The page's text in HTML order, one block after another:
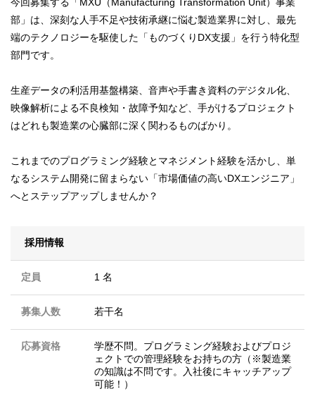
今回募集する「MXU（Manufacturing Transformation Unit）事業
部」は、深刻な人手不足や技術承継に悩む製造業界に対し、最先
端のテクノロジーを駆使した「ものづくりDX支援」を行う特化型
部門です。
生産データの利活用基盤構築、音声や手書き資料のデジタル化、
映像解析による不良検知・故障予知など、手がけるプロジェクト
はどれも製造業の心臓部に深く関わるものばかり。
これまでのプログラミング経験とマネジメント経験を活かし、単
なるシステム開発に留まらない「市場価値の高いDXエンジニア」
へとステップアップしませんか？
採用情報
定員 1 名
募集人数 若干名
応募資格
学歴不問。プログラミング経験およびプロジ
ェクトでの管理経験をお持ちの方（※製造業
の知識は不問です。入社後にキャッチアップ
可能！）